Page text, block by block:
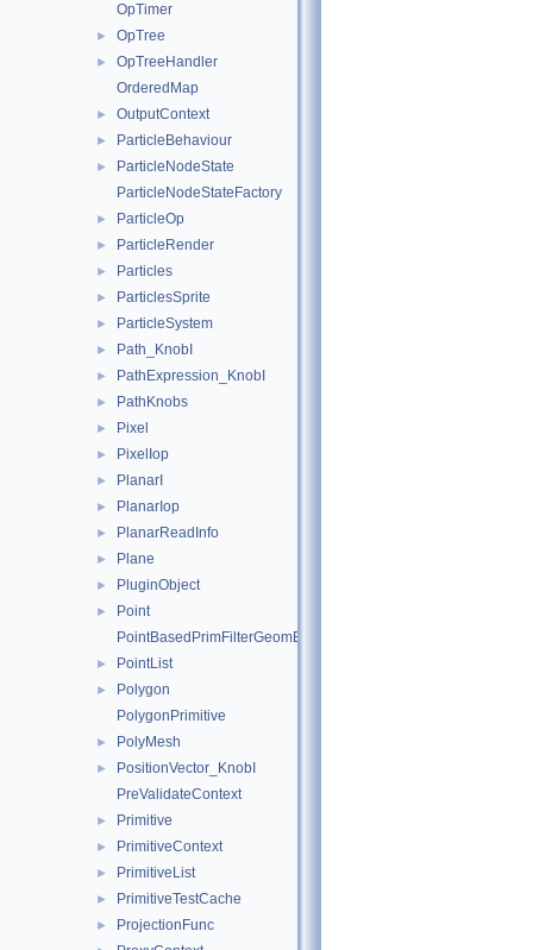
OpTimer
► OpTree
►
OpTreeHandler
OrderedMap
► OutputContext
► ParticleBehaviour
►
ParticleNodeState
ParticleNodeStateFactory
► ParticleOp
► ParticleRender
► Particles
► ParticlesSprite
► ParticleSystem
► Path_KnobI
► PathExpression_KnobI
► PathKnobs
► Pixel
► PixelIop
► PlanarI
► PlanarIop
► PlanarReadInfo
► Plane
► PluginObject
►
Point
PointBasedPrimFilterGeomEngineI
► PointList
►
Polygon
PolygonPrimitive
► PolyMesh
►
PositionVector_KnobI
PreValidateContext
► Primitive
► PrimitiveContext
► PrimitiveList
► PrimitiveTestCache
► ProjectionFunc